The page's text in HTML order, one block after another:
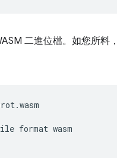
二進位檔。如您所
format wasm